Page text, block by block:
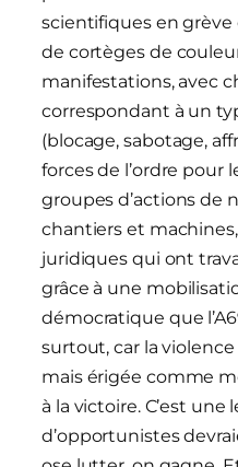
scientifiques en grève
de cortèges de
manifestations, avec
correspondant à un
(blocage, sabotage,
forces de l’ordre pour
groupes d’actions de
chantiers et
juridiques qui ont
grâce à une
démocratique que
surtout, car la violence
mais érigée comme
à la victoire. C’est
d’opportunistes